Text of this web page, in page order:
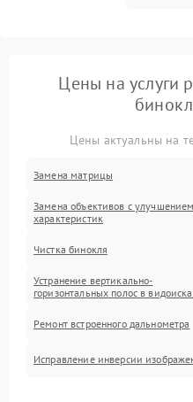
Цены на услуги
Цены актуальны на
Замена матрицы
Замена объективов с улучшением
характеристик
Чистка бинокля
Устранение вертикально-
горизонтальных полос в
Ремонт встроенного дальнометра
Исправление инверсии